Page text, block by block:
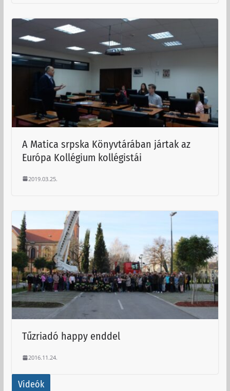
A Matica srpska Könyvtárában jártak az
Európa Kollégium kollégistái
2019.03.25.
Tűzriadó happy enddel
2016.11.24.
Videók